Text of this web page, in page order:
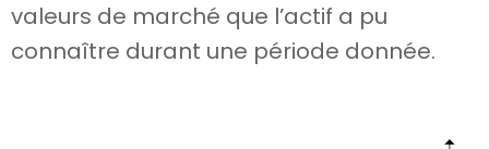
valeurs de marché que l’actif a pu
connaître durant une période donnée.